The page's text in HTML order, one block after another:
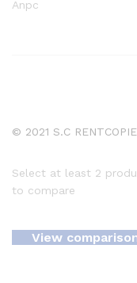
Anpc
© 2021 S.C
Select at least 2
to compare
View